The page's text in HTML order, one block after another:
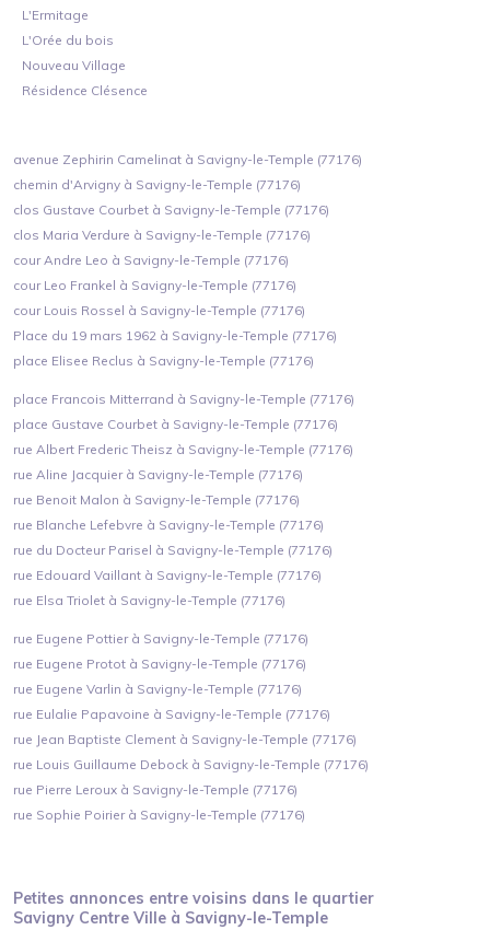
L'Ermitage
L'Orée du bois
Nouveau Village
Résidence Clésence
avenue Zephirin Camelinat à Savigny-le-Temple (77176)
chemin d'Arvigny à Savigny-le-Temple (77176)
clos Gustave Courbet à Savigny-le-Temple (77176)
clos Maria Verdure à Savigny-le-Temple (77176)
cour Andre Leo à Savigny-le-Temple (77176)
cour Leo Frankel à Savigny-le-Temple (77176)
cour Louis Rossel à Savigny-le-Temple (77176)
Place du 19 mars 1962 à Savigny-le-Temple (77176)
place Elisee Reclus à Savigny-le-Temple (77176)
place Francois Mitterrand à Savigny-le-Temple (77176)
place Gustave Courbet à Savigny-le-Temple (77176)
rue Albert Frederic Theisz à Savigny-le-Temple (77176)
rue Aline Jacquier à Savigny-le-Temple (77176)
rue Benoit Malon à Savigny-le-Temple (77176)
rue Blanche Lefebvre à Savigny-le-Temple (77176)
rue du Docteur Parisel à Savigny-le-Temple (77176)
rue Edouard Vaillant à Savigny-le-Temple (77176)
rue Elsa Triolet à Savigny-le-Temple (77176)
rue Eugene Pottier à Savigny-le-Temple (77176)
rue Eugene Protot à Savigny-le-Temple (77176)
rue Eugene Varlin à Savigny-le-Temple (77176)
rue Eulalie Papavoine à Savigny-le-Temple (77176)
rue Jean Baptiste Clement à Savigny-le-Temple (77176)
rue Louis Guillaume Debock à Savigny-le-Temple (77176)
rue Pierre Leroux à Savigny-le-Temple (77176)
rue Sophie Poirier à Savigny-le-Temple (77176)
Petites annonces entre voisins dans le quartier
Savigny Centre Ville à Savigny-le-Temple